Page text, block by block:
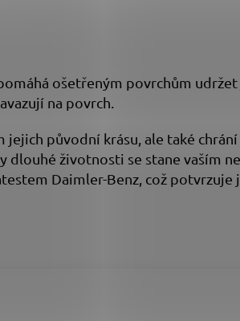
ošetřeným povrchům
na povrch.
jejich původní krásu, ale také
dlouhé životnosti se stane vaším
Daimler-Benz, což